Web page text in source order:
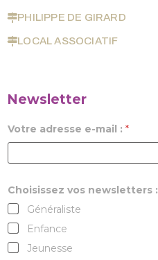
PHILIPPE DE GIRARD
LOCAL ASSOCIATIF
Newsletter
Votre adresse e-mail : *
Choisissez vos newsletters :
Généraliste
Enfance
Jeunesse